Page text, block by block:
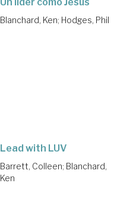
Un líder como Jesús
Blanchard, Ken; Hodges, Phil
Lead with LUV
Barrett, Colleen; Blanchard,
Ken